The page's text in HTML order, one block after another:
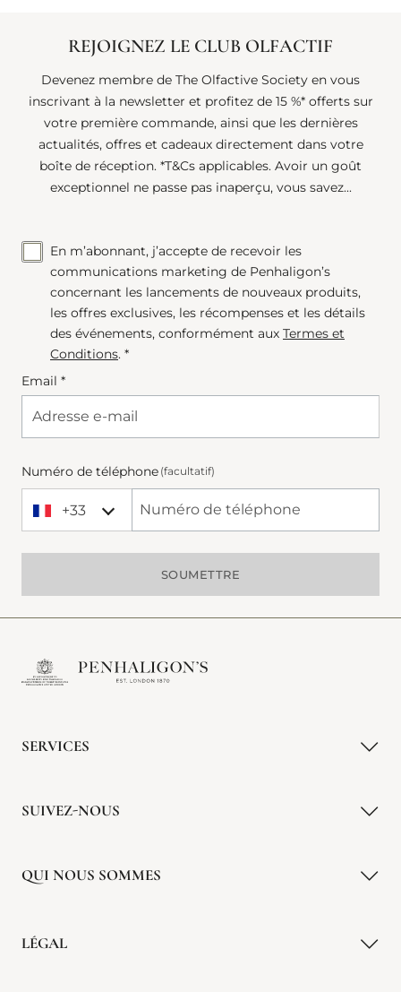
REJOIGNEZ LE CLUB OLFACTIF
Devenez membre de The Olfactive Society en vous
inscrivant à la newsletter et profitez de 15 %* offerts sur
votre première commande, ainsi que les dernières
actualités, offres et cadeaux directement dans votre
boîte de réception. *T&Cs applicables. Avoir un goût
exceptionnel ne passe pas inaperçu, vous savez...
En m’abonnant, j’accepte de recevoir les
communications marketing de Penhaligon’s
concernant les lancements de nouveaux produits,
les offres exclusives, les récompenses et les détails
des événements, conformément aux Termes et
Conditions. *
Email *
Numéro de téléphone (facultatif)
+33
+33 France
Phone Number
SOUMETTRE
SERVICES
SUIVEZ-NOUS
QUI NOUS SOMMES
LÉGAL